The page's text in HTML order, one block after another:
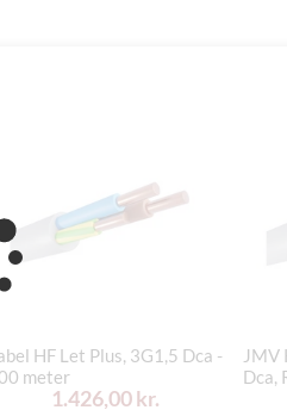
HF Let Plus, 3G1,5 Dca -
meter
1.426,00 kr.
JMV
Dca,